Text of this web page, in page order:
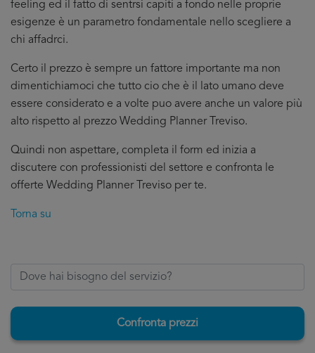
feeling ed il fatto di sentrsi capiti a fondo nelle proprie
esigenze è un parametro fondamentale nello scegliere a
chi affadrci.
Certo il prezzo è sempre un fattore importante ma non
dimentichiamoci che tutto cio che è il lato umano deve
essere considerato e a volte puo avere anche un valore più
alto rispetto al prezzo Wedding Planner Treviso.
Quindi non aspettare, completa il form ed inizia a
discutere con professionisti del settore e confronta le
offerte Wedding Planner Treviso per te.
Torna su
Confronta prezzi